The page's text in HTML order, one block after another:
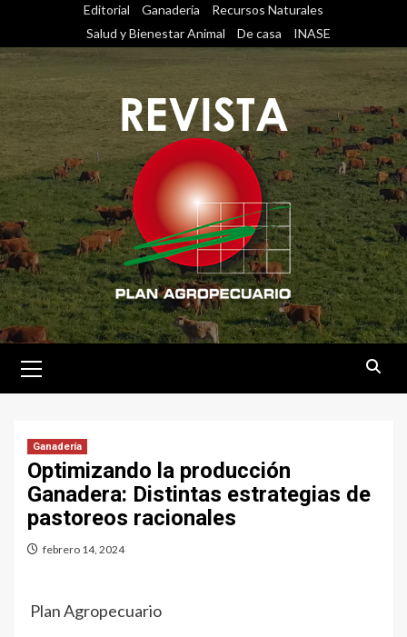
contenido
Editorial Ganadería
Recursos Naturales
Salud y Bienestar Animal
De casa INASE
primario
Ganadería
Optimizando la producción
Ganadera: Distintas estrategias de
pastoreos racionales
febrero 14, 2024
Plan Agropecuario